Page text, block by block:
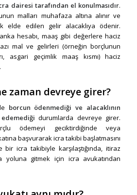
dairesi tarafından el konulmasıdır.
malları muhafaza altına alınır ve
elde edilen gelir alacaklıya ödenir.
hesabı, maaş gibi değerlere haciz
mal ve gelirleri (örneğin borçlunun
asgari geçimlik maaş kısmı) haciz
zaman devreye girer?
borcun ödenmediği ve alacaklının
durumlarda devreye girer.
ödemeyi geciktirdiğinde veya
başvurarak icra takibi başlatmasını
icra takibiyle karşılaştığında, itiraz
yoluna gitmek için icra avukatından